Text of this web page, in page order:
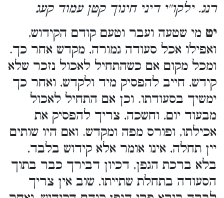
רנג. ילקו''י דיני חינוך קטן עמוד קעג
יט מי שטעה ועבר וטעם קודם הקידוש,
ואפילו אכל סעודה גמורה, מקדש אחר כך.
ומכל מקום אם כשהתחיל לאכול נזכר שלא
קידש, חייב להפסיק מיד ולקדש, ואחר כך
ימשיך בסעודתו. וכן אם התחיל לאכול
מבעוד יום, וחשכה, צריך להפסיק את
אכילתו, ופורס מפה ומקדש. ואם היו שותים
יין תחלה, אינו אומר אלא קידוש בלבד,
בלא ברכת הגפן, דכיון דבירך כבר בתוך
הסעודה בתחלת שתייתו, שוב אין צריך